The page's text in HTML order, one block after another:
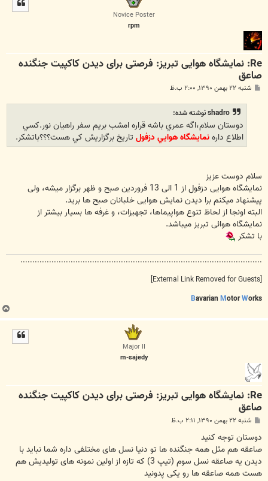
Novice Poster
rpm
Re: نمایشگاه هوایی تبریز: فرصتی برای دیدن کاکپیت جنگنده
صاعق
پ شنبه ۲۲ بهمن ۱۳۹۰, ۲:۰۰ ب.ظ
shadro نوشته شده:
دوستان سلام،اگه عمري باشه قراره امشب بريم سفر راهيان نور.كسي
اطلاع دارهنمايشگاه هوايي دزفول تاريخ برگزاريش كي هست؟؟؟باتشكر.
سلام دوست عزیز
نمایشگاه هوایی دزفول از 1 الی 13 فروردین صبح و ظهر برگزار میشه، ولی
پیشنهاد میکنم برا دیدن نمایش هوایی خلبانان صبح ها برید.
البته اونجا از لحاظ تنوع هواپیماها، تجهیزات، و غرفه ها بسیار بیشتر از
نمایشگاه هوائی تبریز میباشد.
با تشکر
.....................................................................................................
BavarianMotorWorks
ب
ا
Major II
m-sajedy
Re: نمایشگاه هوایی تبریز: فرصتی برای دیدن کاکپیت جنگنده
صاعق
پ
ت
شنبه ۲۲ بهمن ۱۳۹۰, ۲:۱۱ ب.ظ
دوستان توجه کنید
صاعقه هم مثل همه جنگنده ها تو دنیا نسل های مختلفی داره شما نباید با
دیدن یه صاعقه نسل سوم (تیپ 3) که تازه از اولین نمونه های تولیدیش هم
هست همه صاعقه ها رو یکی پدونید